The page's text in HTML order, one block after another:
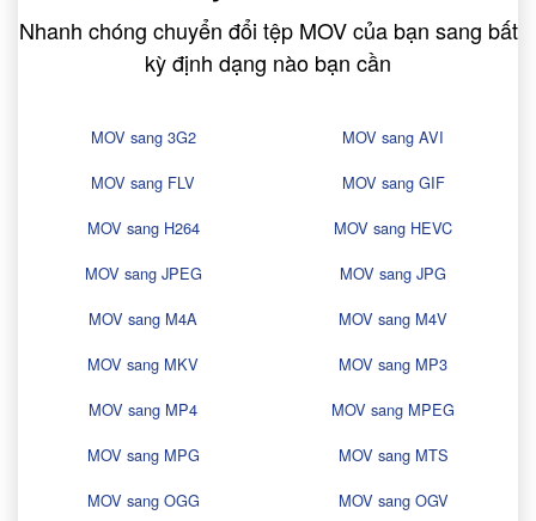
Nhanh chóng chuyển đổi tệp MOV của bạn sang bất
kỳ định dạng nào bạn cần
MOV sang 3G2
MOV sang AVI
MOV sang FLV
MOV sang GIF
MOV sang H264
MOV sang HEVC
MOV sang JPEG
MOV sang JPG
MOV sang M4A
MOV sang M4V
MOV sang MKV
MOV sang MP3
MOV sang MP4
MOV sang MPEG
MOV sang MPG
MOV sang MTS
MOV sang OGG
MOV sang OGV